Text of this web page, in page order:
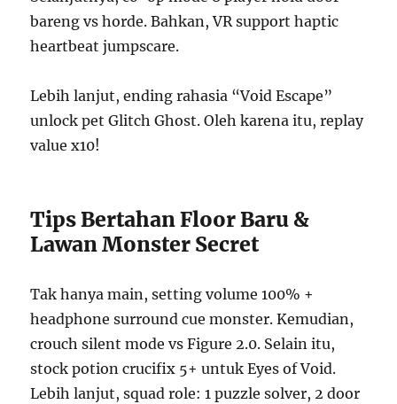
bareng vs horde. Bahkan, VR support haptic
heartbeat jumpscare.
Lebih lanjut, ending rahasia “Void Escape”
unlock pet Glitch Ghost. Oleh karena itu, replay
value x10!
Tips Bertahan Floor Baru &
Lawan Monster Secret
Tak hanya main, setting volume 100% +
headphone surround cue monster. Kemudian,
crouch silent mode vs Figure 2.0. Selain itu,
stock potion crucifix 5+ untuk Eyes of Void.
Lebih lanjut, squad role: 1 puzzle solver, 2 door